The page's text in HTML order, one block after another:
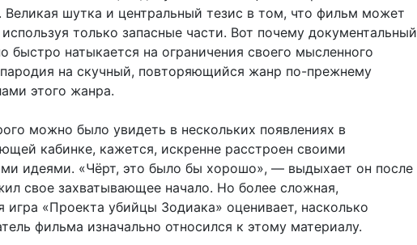
Великая шутка и центральный тезис в том, что фильм может
только запасные части. Вот почему документальный
быстро натыкается на ограничения своего мысленного
пародия на скучный, повторяющийся жанр по-прежнему
этого жанра.
можно было увидеть в нескольких появлениях в
кабинке, кажется, искренне расстроен своими
идеями. «Чёрт, это было бы хорошо», — выдыхает он после
свое захватывающее начало. Но более сложная,
игра «Проекта убийцы Зодиака» оценивает, насколько
фильма изначально относился к этому материалу.